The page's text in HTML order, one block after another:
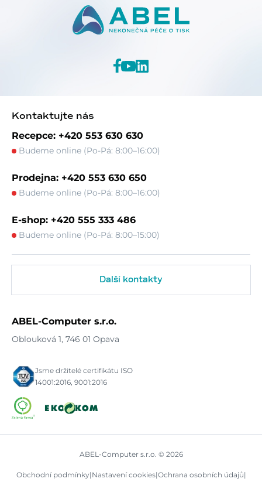
Kontaktujte nás
Recepce: +420 553 630 630
Budeme online (Po-Pá: 8:00–16:00)
Prodejna: +420 553 630 650
Budeme online (Po-Pá: 8:00–16:00)
E-shop: +420 555 333 486
Budeme online (Po-Pá: 8:00–15:00)
Další kontakty
ABEL-Computer s.r.o.
Oblouková 1, 746 01 Opava
Jsme držitelé certifikátu ISO
14001:2016, 9001:2016
ABEL-Computer s.r.o. © 2026
Obchodní podmínky|Nastavení cookies|Ochrana osobních údajů|